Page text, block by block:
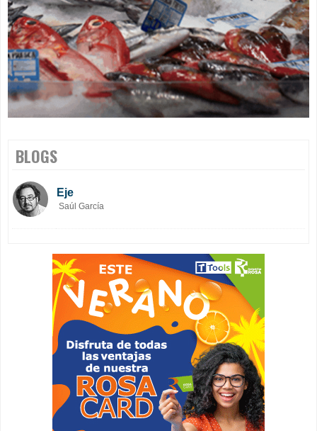
BLOGS
Eje
Saúl García